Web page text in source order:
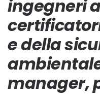
ingegneri
e della
manager,